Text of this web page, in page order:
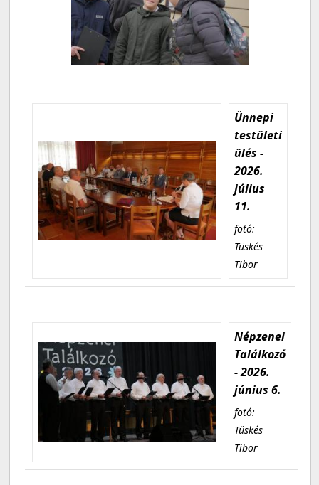
Ünnepi
testületi
ülés -
2026.
július
11.
fotó:
Tüskés
Tibor
Népzenei
Találkozó
- 2026.
június 6.
fotó:
Tüskés
Tibor